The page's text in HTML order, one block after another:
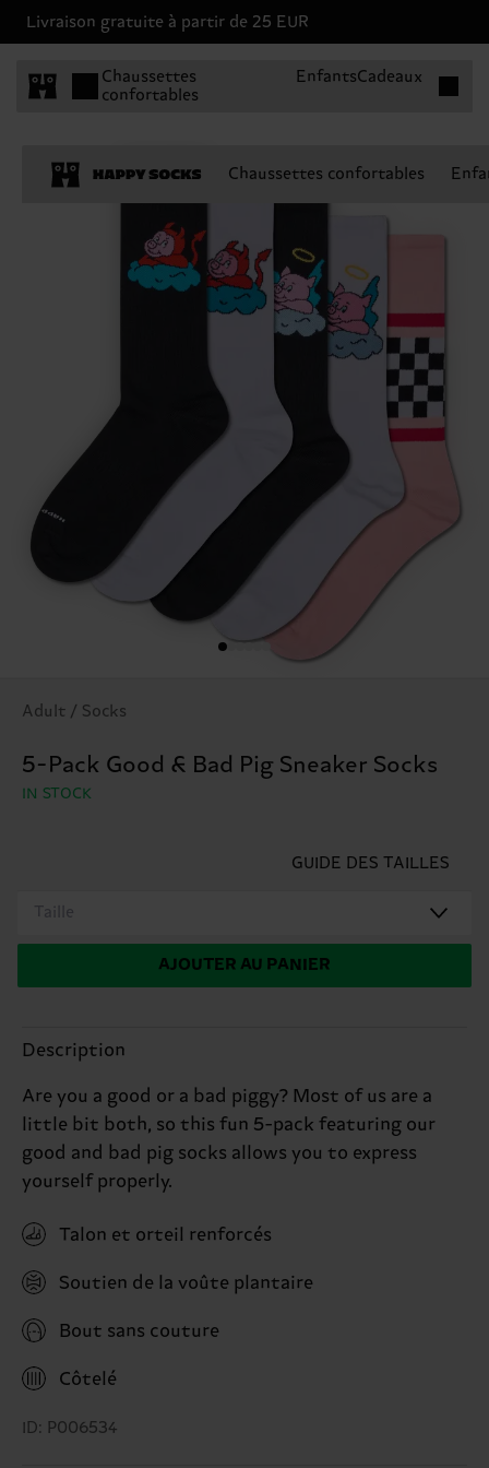
Livraison gratuite à partir de 25 EUR
Chaussettes
confortables
EnfantsCadeaux
Chaussettes confortables
Adult / Socks
5-Pack Good & Bad Pig Sneaker Socks
IN STOCK
GUIDE DES TAILLES
Taille
AJOUTER AU PANIER
Description
Are you a good or a bad piggy? Most of us are a
little bit both, so this fun 5-pack featuring our
good and bad pig socks allows you to express
yourself properly.
Talon et orteil renforcés
Soutien de la voûte plantaire
Bout sans couture
Côtelé
ID: P006534